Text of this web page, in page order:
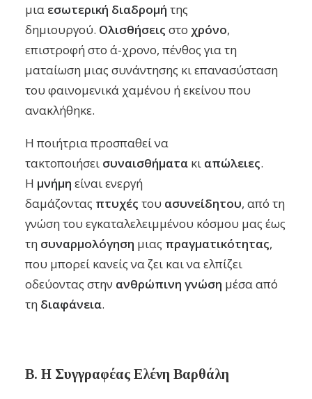
μια εσωτερική διαδρομή της
δημιουργού. Ολισθήσεις στο χρόνο,
επιστροφή στο ά-χρονο, πένθος για τη
ματαίωση μιας συνάντησης κι επανασύσταση
του φαινομενικά χαμένου ή εκείνου που
ανακλήθηκε.
Η ποιήτρια προσπαθεί να
τακτοποιήσει συναισθήματα κι απώλειες.
Η μνήμη είναι ενεργή
δαμάζοντας πτυχές του ασυνείδητου, από τη
γνώση του εγκαταλελειμμένου κόσμου μας έως
τη συναρμολόγηση μιας πραγματικότητας,
που μπορεί κανείς να ζει και να ελπίζει
οδεύοντας στην ανθρώπινη γνώση μέσα από
τη διαφάνεια.
Β. Η Συγγραφέας Ελένη Βαρθάλη